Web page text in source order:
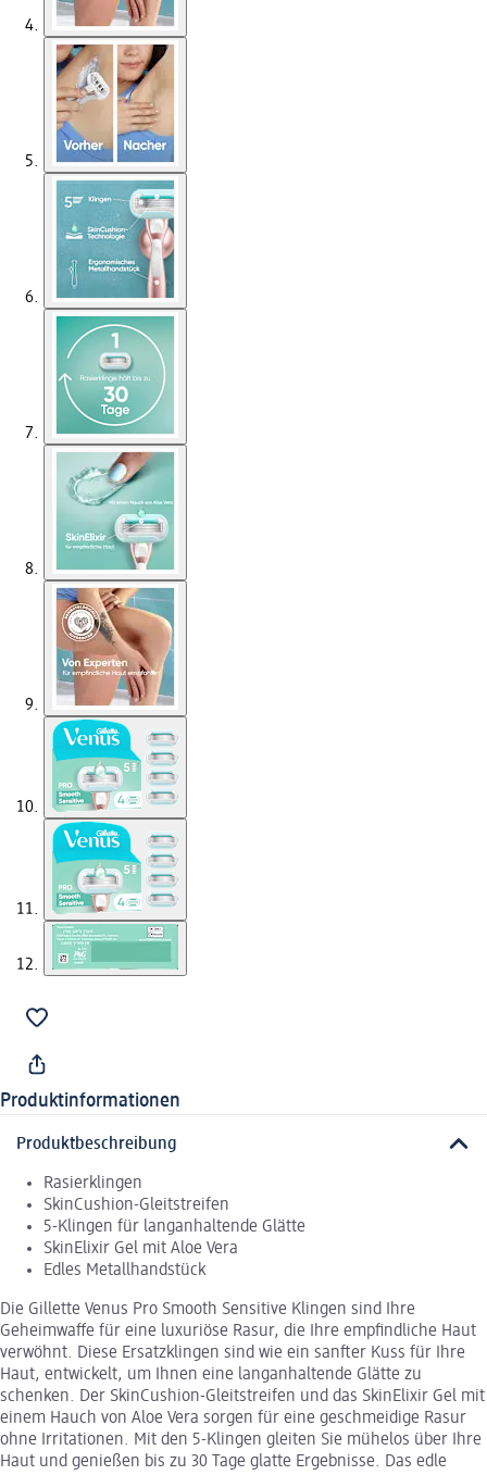
Produktinformationen
Produktbeschreibung
Rasierklingen
SkinCushion-Gleitstreifen
5-Klingen für langanhaltende Glätte
SkinElixir Gel mit Aloe Vera
Edles Metallhandstück
Die Gillette Venus Pro Smooth Sensitive Klingen sind Ihre
Geheimwaffe für eine luxuriöse Rasur, die Ihre empfindliche Haut
verwöhnt. Diese Ersatzklingen sind wie ein sanfter Kuss für Ihre
Haut, entwickelt, um Ihnen eine langanhaltende Glätte zu
schenken. Der SkinCushion-Gleitstreifen und das SkinElixir Gel mit
einem Hauch von Aloe Vera sorgen für eine geschmeidige Rasur
ohne Irritationen. Mit den 5-Klingen gleiten Sie mühelos über Ihre
Haut und genießen bis zu 30 Tage glatte Ergebnisse. Das edle